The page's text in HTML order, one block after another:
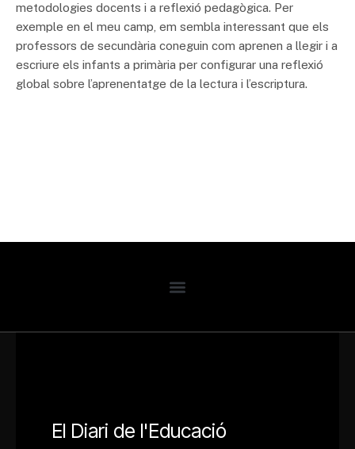
metodologies docents i a reflexió pedagògica. Per
exemple en el meu camp, em sembla interessant que els
professors de secundària coneguin com aprenen a llegir i a
escriure els infants a primària per configurar una reflexió
global sobre l’aprenentatge de la lectura i l’escriptura.